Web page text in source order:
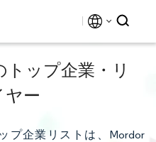
ップ企業・リ
ヤー
プ企業リストは、Mordor